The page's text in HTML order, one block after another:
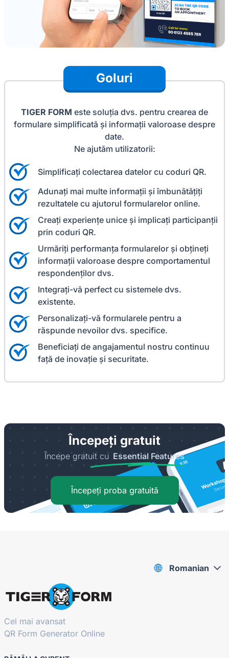
Goluri
TIGER FORM este soluția dvs. pentru crearea de
formulare simplificată și informații valoroase despre
date.
Ne ajutăm utilizatorii:
Simplificați colectarea datelor cu coduri QR.
Adunați mai multe informații și îmbunătățiți
rezultatele cu ajutorul formularelor online.
Creați experiențe unice și implicați participanții
prin coduri QR.
Urmăriți performanța formularelor și obțineți
informații valoroase despre comportamentul
respondenților dvs.
Integrați-vă perfect cu sistemele dvs.
existente.
Personalizați-vă formularele pentru a
răspunde nevoilor dvs. specifice.
Beneficiați de angajamentul nostru continuu
față de inovație și securitate.
Începeți gratuit
Începe gratuit cu Essential Features
Începeți proba gratuită
Cel mai avansat
QR Form Generator Online
Romanian